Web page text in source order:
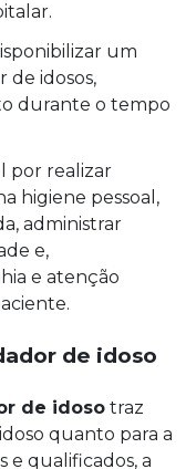
um
de idosos,
durante o tempo
por realizar
higiene pessoal,
administrar
e,
e atenção
de idoso
de idoso traz
quanto para a
e qualificados, a